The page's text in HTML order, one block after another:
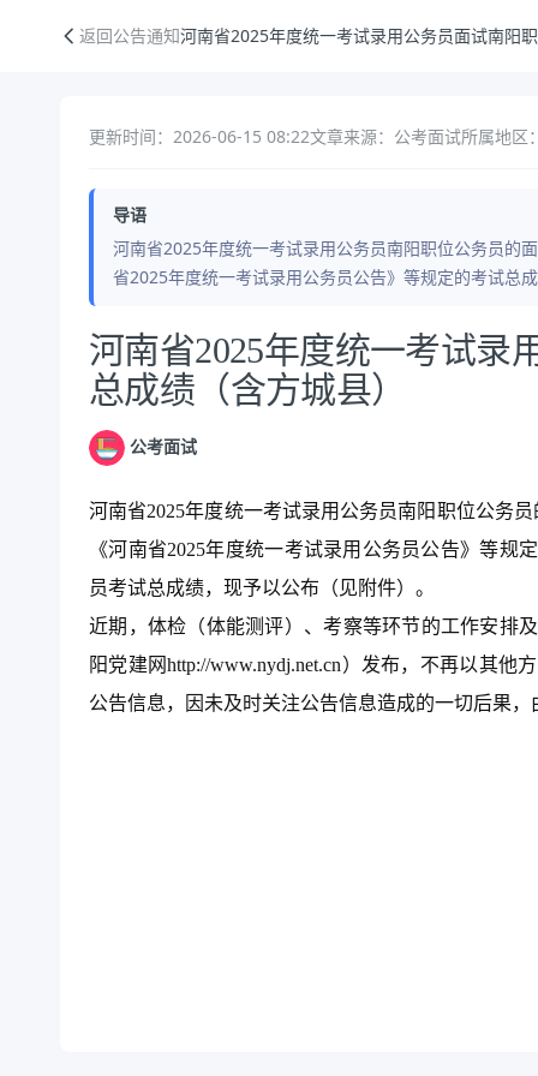
返回公告通知河南省2025年度统一考试录用公务员面试南阳
更新时间：2026-06-15 08:22文章来源：公考面试所属地区
导语
河南省2025年度统一考试录用公务员南阳职位公务员
省2025年度统一考试录用公务员公告》等规定的考试总
公告正文
河南省2025年度统一考试录
总成绩（含方城县）
公考面试
河南省2025年度统一考试录用公务员南阳职位公务
《河南省2025年度统一考试录用公务员公告》等
员考试总成绩，现予以公布（见附件）。
近期，体检（体能测评）、考察等环节的工作安排
阳党建网http://www.nydj.net.cn）发布，不再以其
公告信息，因未及时关注公告信息造成的一切后果